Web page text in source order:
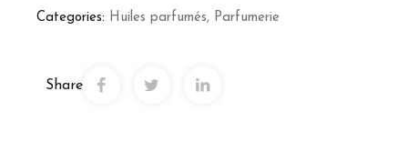
Categories: Huiles parfumés, Parfumerie
Share